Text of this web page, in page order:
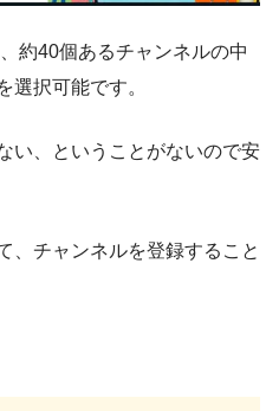
約40個あるチャンネルの中
選択可能です。
い、ということがないので安
、チャンネルを登録すること